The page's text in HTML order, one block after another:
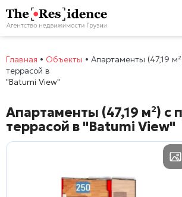
Главная • Объекты • Апартаменты (47,19
террасой в
"Batumi View"
Апартаменты (47,19 м²) с
террасой в "Batumi View"